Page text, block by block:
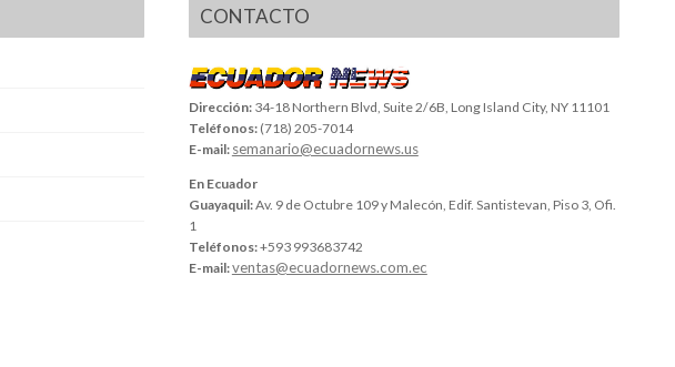
CONTACTO
Dirección: 34-18 Northern Blvd, Suite 2/6B, Long Island City, NY 11101
Teléfonos: (718) 205-7014
E-mail: semanario@ecuadornews.us
En Ecuador
Guayaquil:Av. 9 de Octubre 109 y Malecón, Edif. Santistevan, Piso 3, Ofi.
1
Teléfonos:+593 993683742
E-mail:ventas@ecuadornews.com.ec